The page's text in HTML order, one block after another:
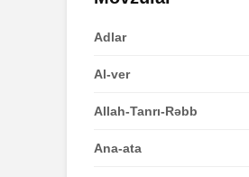
Adlar
Al-ver
Allah-Tanrı-Rəbb
Ana-ata